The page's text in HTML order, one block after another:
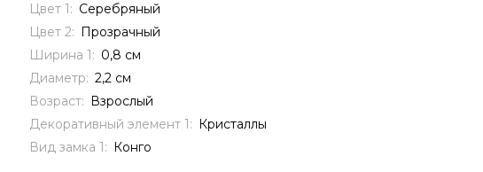
Цвет 1: Серебряный
Цвет 2: Прозрачный
Ширина 1: 0,8 см
Диаметр: 2,2 см
Возраст: Взрослый
Декоративный элемент 1: Кристаллы
Вид замка 1: Конго